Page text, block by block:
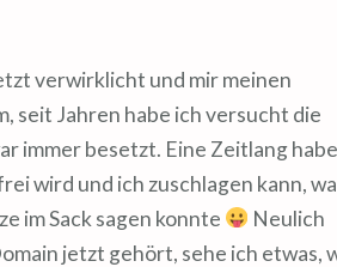
seit Jahren habe ich versucht die
immer besetzt. Eine Zeitlang habe
wird und ich zuschlagen kann,
im Sack sagen konnte
Neulich
jetzt gehört, sehe ich etwas,